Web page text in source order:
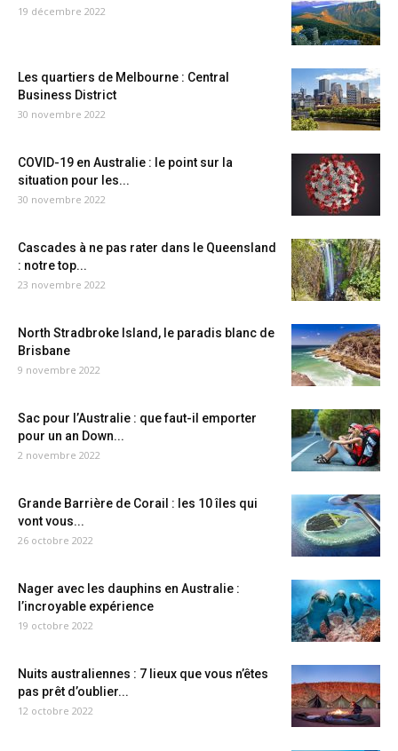
19 décembre 2022
Les quartiers de Melbourne : Central
Business District
30 novembre 2022
COVID-19 en Australie : le point sur la
situation pour les...
30 novembre 2022
Cascades à ne pas rater dans le Queensland
: notre top...
23 novembre 2022
North Stradbroke Island, le paradis blanc de
Brisbane
9 novembre 2022
Sac pour l’Australie : que faut-il emporter
pour un an Down...
2 novembre 2022
Grande Barrière de Corail : les 10 îles qui
vont vous...
26 octobre 2022
Nager avec les dauphins en Australie :
l’incroyable expérience
19 octobre 2022
Nuits australiennes : 7 lieux que vous n’êtes
pas prêt d’oublier...
12 octobre 2022